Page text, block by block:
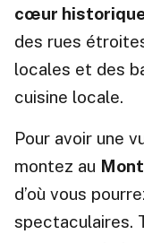
cœur
des rues
locales et des
cuisine locale.
Pour avoir une
montez au
d’où vous
spectaculaires.